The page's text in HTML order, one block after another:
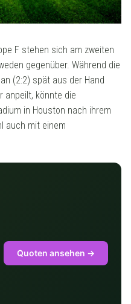
F stehen sich am zweiten
gegenüber. Während die
(2:2) spät aus der Hand
anpeilt, könnte die
in Houston nach ihrem
auch mit einem
Quoten ansehen →